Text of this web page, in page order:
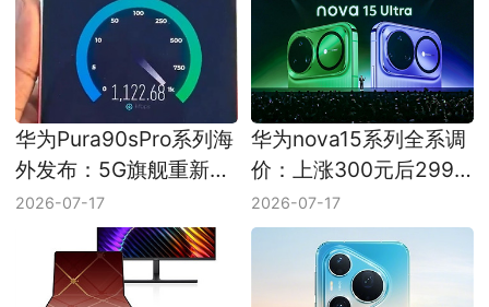
华为Pura90sPro系列海
外发布：5G旗舰重新走
向国际市场
2026-07-17
华为nova15系列全系调
价：上涨300元后2999
元起
2026-07-17